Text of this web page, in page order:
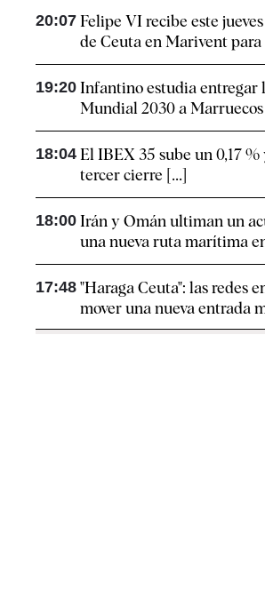
20:07 Felipe VI recibe este
de Ceuta en Marivent para
19:20 Infantino estudia entregar
Mundial 2030 a Marruecos
18:04 El IBEX 35 sube un 0,17 %
tercer cierre [...]
18:00 Irán y Omán ultiman un
una nueva ruta marítima
17:48 "Haraga Ceuta": las redes
mover una nueva entrada